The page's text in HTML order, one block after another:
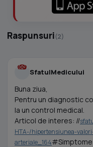
Raspunsuri(2)
SfatulMedicului
Buna ziua,
Pentru un diagnostic
la un control medical.
Articol de interes: //
HTA-/hipertensiunea-
arteriale_164#Simptome